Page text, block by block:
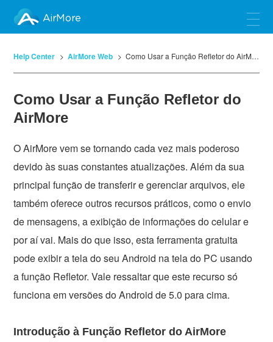
AirMore
Help Center AirMore Web Como Usar a Função Refletor do AirMore
Como Usar a Função Refletor do
AirMore
O AirMore vem se tornando cada vez mais poderoso
devido às suas constantes atualizações. Além da sua
principal função de transferir e gerenciar arquivos, ele
também oferece outros recursos práticos, como o envio
de mensagens, a exibição de informações do celular e
por aí vai. Mais do que isso, esta ferramenta gratuita
pode exibir a tela do seu Android na tela do PC usando
a função Refletor. Vale ressaltar que este recurso só
funciona em versões do Android de 5.0 para cima.
Introdução à Função Refletor do AirMore